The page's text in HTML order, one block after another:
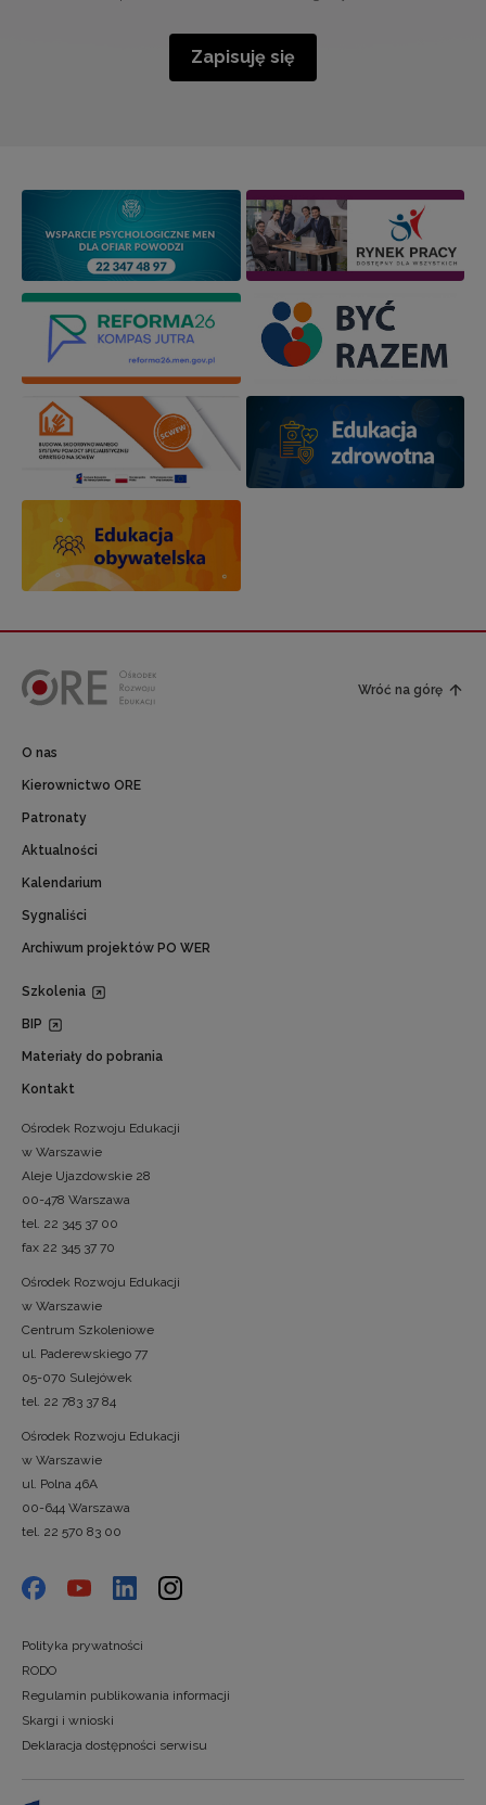
Zapisuję się
Wróć na górę
O nas
Kierownictwo ORE
Patronaty
Aktualności
Kalendarium
Sygnaliści
Archiwum projektów PO WER
Szkolenia
BIP
Materiały do pobrania
Kontakt
Ośrodek Rozwoju Edukacji
w Warszawie
Aleje Ujazdowskie 28
00-478 Warszawa
tel. 22 345 37 00
fax 22 345 37 70
Ośrodek Rozwoju Edukacji
w Warszawie
Centrum Szkoleniowe
ul. Paderewskiego 77
05-070 Sulejówek
tel. 22 783 37 84
Ośrodek Rozwoju Edukacji
w Warszawie
ul. Polna 46A
00-644 Warszawa
tel. 22 570 83 00
Polityka prywatności
RODO
Regulamin publikowania informacji
Skargi i wnioski
Deklaracja dostępności serwisu